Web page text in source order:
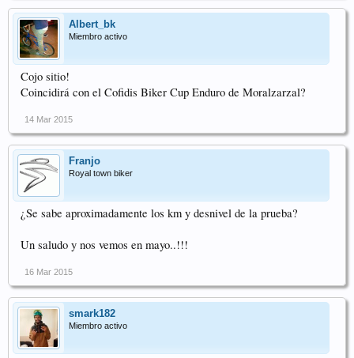
Albert_bk
Miembro activo
Cojo sitio!
Coincidirá con el Cofidis Biker Cup Enduro de Moralzarzal?
14 Mar 2015
Franjo
Royal town biker
¿Se sabe aproximadamente los km y desnivel de la prueba?
Un saludo y nos vemos en mayo..!!!
16 Mar 2015
smark182
Miembro activo